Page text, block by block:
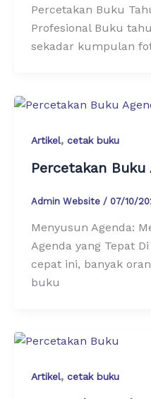
Percetakan Buku
Profesional Buku
sekadar kumpulan
Artikel, cetak buku
Percetakan Buku
Admin Website / 07/10/
Menyusun Agenda:
Agenda yang Tepat
cepat ini, banyak
buku
Artikel, cetak buku